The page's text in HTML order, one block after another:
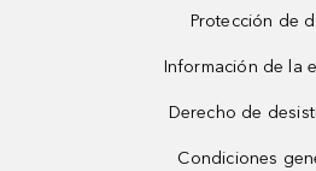
Protección de
Información de la
Derecho de
Condiciones